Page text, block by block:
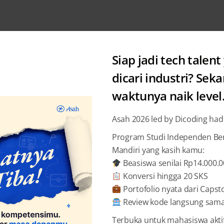
Sebagai Developer
negeri sendiri dengan belajar langsung dari para inovator
Siap jadi tech talent
dicari industri?
waktunya naik level.
Asah 2026 led by Dicoding
Program Studi Independen
Mandiri yang kasih kamu:
Beasiswa senilai
Konversi hingga 20 SKS
Portofolio nyata dari
Review kode langsung
Terbuka untuk mahasiswa